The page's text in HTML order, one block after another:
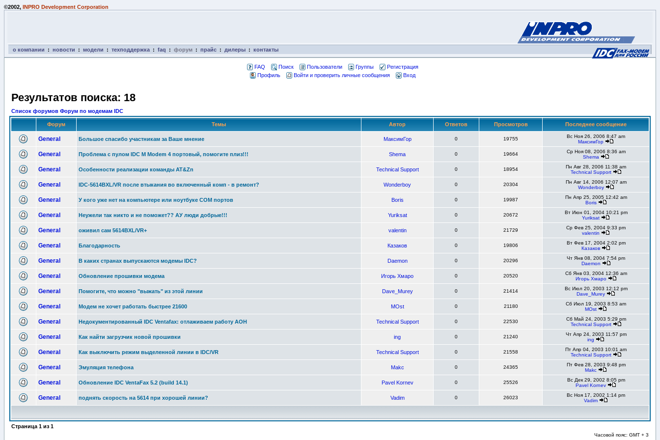
©2002, INPRO Development Corporation
о компании : новости : модели : техподдержка : faq : форум : прайс : дилеры : контакты
FAQ Поиск Пользователи Группы
Регистрация
Профиль
Войти и проверить личные сообщения Вход
Результатов поиска: 18
Список форумов Форум по модемам IDC
Форум Темы Автор Ответов Просмотров Последнее сообщение
General Большое спасибо участникам за Ваше мнение МаксимГор 0 19755
Вс Ноя 26, 2006 8:47 am
МаксимГор
General Проблема с пулом IDC M Modem 4 портовый, помогите плиз!!! Shema 0 19664
Ср Ноя 08, 2006 8:36 am
Shema
General Особенности реализации команды AT&Zn Technical Support 0 18954
Пн Авг 28, 2006 11:38 am
Technical Support
General IDC-5614BXL/VR после втыкания во включенный комп - в ремонт? Wonderboy 0 20304
Пн Авг 14, 2006 12:07 am
Wonderboy
General У кого уже нет на компьютере или ноутбуке COM портов Boris 0 19987
Пн Апр 25, 2005 12:42 am
Boris
General Неужели так никто и не поможет?? АУ люди добрые!!! Yuriksat 0 20672
Вт Июн 01, 2004 10:21 pm
Yuriksat
General оживил сам 5614BXL/VR+ valentin 0 21729
Ср Фев 25, 2004 9:33 pm
valentin
General Благодарность Казаков 0 19806
Вт Фев 17, 2004 2:02 pm
Казаков
General В каких странах выпускаются модемы IDC? Daemon 0 20296
Чт Янв 08, 2004 7:54 pm
Daemon
General Обновление прошивки модема Игорь Хмаро 0 20520
Сб Янв 03, 2004 12:36 am
Игорь Хмаро
General Помогите, что можно "выжать" из этой линии Dave_Murey 0 21414
Вс Июл 20, 2003 12:12 pm
Dave_Murey
General Модем не хочет работать быстрее 21600 MOst 0 21180
Сб Июл 19, 2003 8:53 am
MOst
General Недокументированный IDC Ventafax: отлаживаем работу АОН Technical Support 0 22530
Сб Май 24, 2003 5:29 pm
Technical Support
General Как найти загрузчик новой прошивки ing 0 21240
Чт Апр 24, 2003 11:57 pm
ing
General Как выключить режим выделенной линии в IDC/VR Technical Support 0 21558
Пт Апр 04, 2003 10:01 am
Technical Support
General Эмуляция телефона Makc 0 24365
Пт Фев 28, 2003 9:48 pm
Makc
General Обновление IDC VentaFax 5.2 (build 14.1) Pavel Kornev 0 25526
Вс Дек 29, 2002 8:05 pm
Pavel Kornev
General поднять скорость на 5614 при хорошей линии? Vadim 0 26023
Вс Ноя 17, 2002 1:14 pm
Vadim
Страница 1 из 1
Часовой пояс: GMT + 3